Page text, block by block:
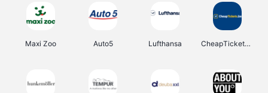
Maxi Zoo Auto5 Lufthansa CheapTickets.be